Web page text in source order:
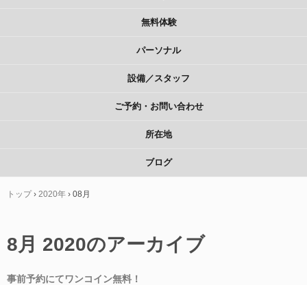
無料体験
パーソナル
設備／スタッフ
ご予約・お問い合わせ
所在地
ブログ
トップ › 2020年 › 08月
8月 2020のアーカイブ
事前予約にてワンコイン無料！